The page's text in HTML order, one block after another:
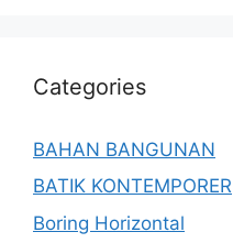
Categories
BAHAN BANGUNAN
BATIK KONTEMPORER
Boring Horizontal